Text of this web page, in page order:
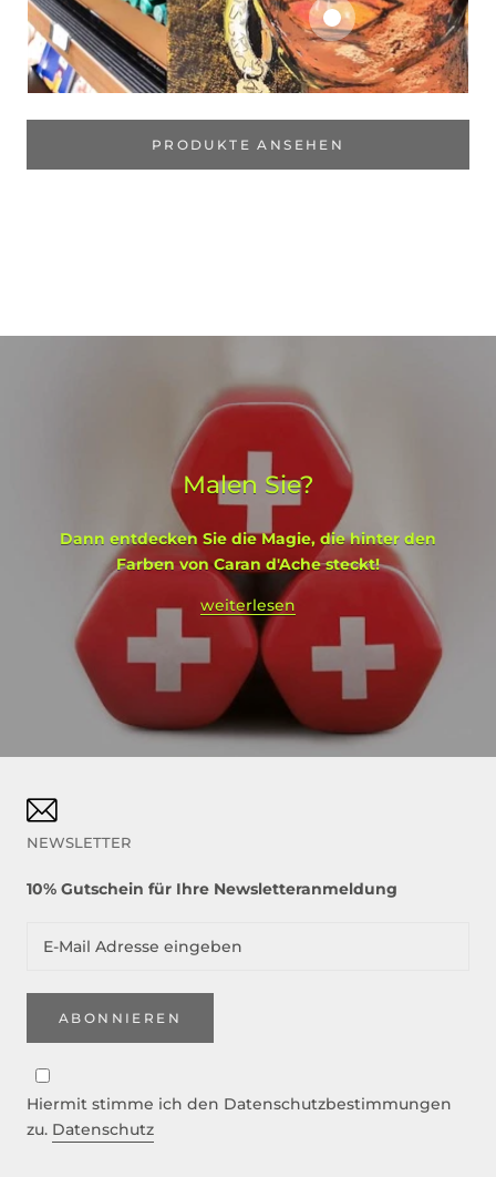
PRODUKTE ANSEHEN
Malen Sie?
Dann entdecken Sie die Magie, die hinter den
Farben von Caran d'Ache steckt!
weiterlesen
NEWSLETTER
10% Gutschein für Ihre Newsletteranmeldung
ABONNIEREN
Hiermit stimme ich den Datenschutzbestimmungen
zu. Datenschutz